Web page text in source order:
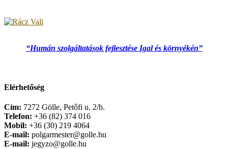
“Humán szolgáltatások fejlesztése Igal és környékén”
Elérhetőség
Cím: 7272 Gölle, Petőfi u. 2/b.
Telefon: +36 (82) 374 016
Mobil: +36 (30) 219 4064
E-mail: polgarmester@golle.hu
E-mail: jegyzo@golle.hu